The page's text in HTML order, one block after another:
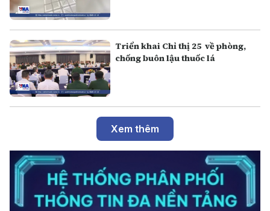
Triển khai Chỉ thị 25 về phòng,
chống buôn lậu thuốc lá
Xem thêm